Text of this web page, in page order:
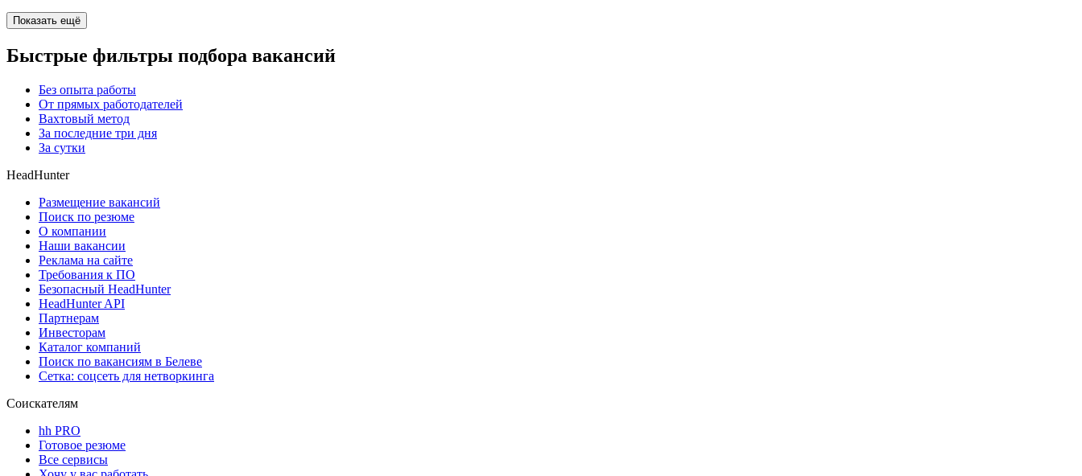
Показать ещё
Быстрые фильтры подбора вакансий
Без опыта работы
От прямых работодателей
Вахтовый метод
За последние три дня
За сутки
HeadHunter
Размещение вакансий
Поиск по резюме
О компании
Наши вакансии
Реклама на сайте
Требования к ПО
Безопасный HeadHunter
HeadHunter API
Партнерам
Инвесторам
Каталог компаний
Поиск по вакансиям в Белеве
Сетка: соцсеть для нетворкинга
Соискателям
hh PRO
Готовое резюме
Все сервисы